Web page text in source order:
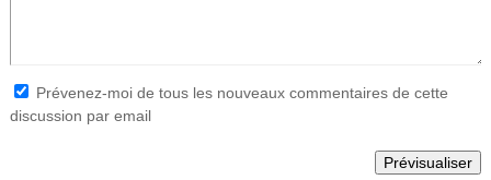
Prévenez-moi de tous les nouveaux commentaires de cette
discussion par email